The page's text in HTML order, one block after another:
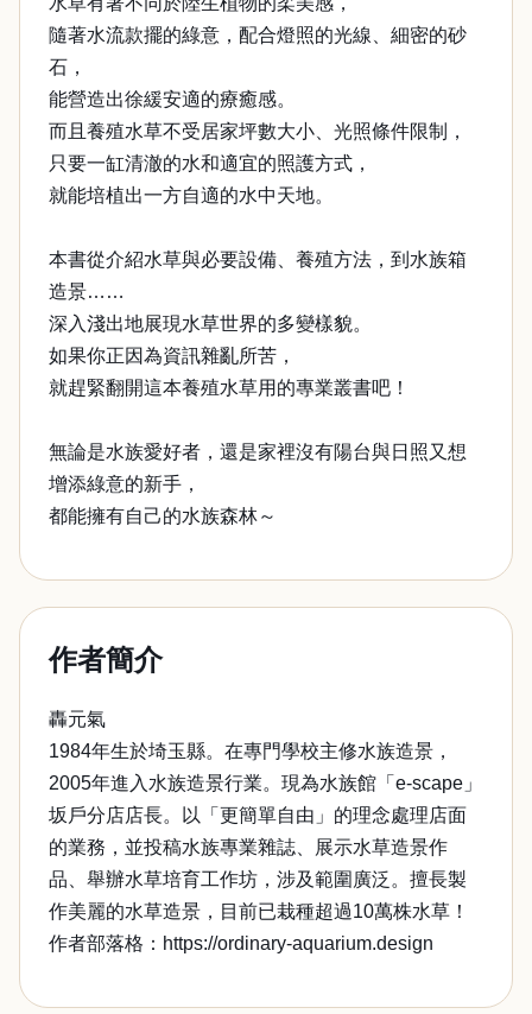
隨著水流款擺的綠意，配合燈照的光線、細密的砂
石，
能營造出徐緩安適的療癒感。
而且養殖水草不受居家坪數大小、光照條件限制，
只要一缸清澈的水和適宜的照護方式，
就能培植出一方自適的水中天地。
本書從介紹水草與必要設備、養殖方法，到水族箱
造景……
深入淺出地展現水草世界的多變樣貌。
如果你正因為資訊雜亂所苦，
就趕緊翻開這本養殖水草用的專業叢書吧！
無論是水族愛好者，還是家裡沒有陽台與日照又想
增添綠意的新手，
都能擁有自己的水族森林～
作者簡介
轟元氣
1984年生於埼玉縣。在專門學校主修水族造景，
2005年進入水族造景行業。現為水族館「e-scape」
坂戶分店店長。以「更簡單自由」的理念處理店面
的業務，並投稿水族專業雜誌、展示水草造景作
品、舉辦水草培育工作坊，涉及範圍廣泛。擅長製
作美麗的水草造景，目前已栽種超過10萬株水草！
作者部落格：https://ordinary-aquarium.design